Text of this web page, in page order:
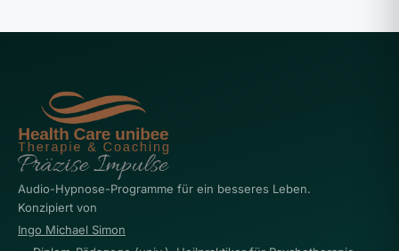
Audio-Hypnose-Programme für ein besseres Leben.
Konzipiert von
Ingo Michael Simon